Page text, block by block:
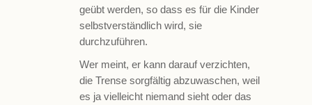
geübt werden, so dass es für die Kinder
selbstverständlich wird, sie
durchzuführen.
Wer meint, er kann darauf verzichten,
die Trense sorgfältig abzuwaschen, weil
es ja vielleicht niemand sieht oder das